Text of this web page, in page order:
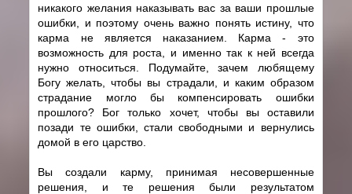
никакого желания наказывать вас за ваши прошлые
ошибки, и поэтому очень важно понять истину, что
карма не является наказанием. Карма - это
возможность для роста, и именно так к ней всегда
нужно относиться. Подумайте, зачем любящему
Богу желать, чтобы вы страдали, и каким образом
страдание могло бы компенсировать ошибки
прошлого? Бог только хочет, чтобы вы оставили
позади те ошибки, стали свободными и вернулись
домой в его царство.
Вы создали карму, принимая несовершенные
решения, и те решения были результатом